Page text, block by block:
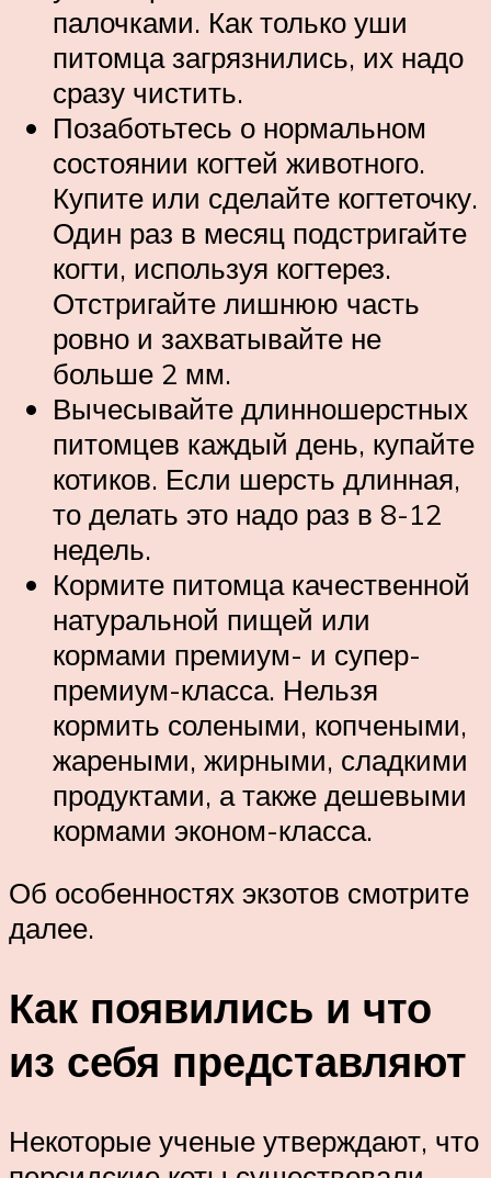
палочками. Как только уши
питомца загрязнились, их надо
сразу чистить.
Позаботьтесь о нормальном
состоянии когтей животного.
Купите или сделайте когтеточку.
Один раз в месяц подстригайте
когти, используя когтерез.
Отстригайте лишнюю часть
ровно и захватывайте не
больше 2 мм.
Вычесывайте длинношерстных
питомцев каждый день, купайте
котиков. Если шерсть длинная,
то делать это надо раз в 8-12
недель.
Кормите питомца качественной
натуральной пищей или
кормами премиум- и супер-
премиум-класса. Нельзя
кормить солеными, копчеными,
жареными, жирными, сладкими
продуктами, а также дешевыми
кормами эконом-класса.
Об особенностях экзотов смотрите
далее.
Как появились и что
из себя представляют
Некоторые ученые утверждают, что